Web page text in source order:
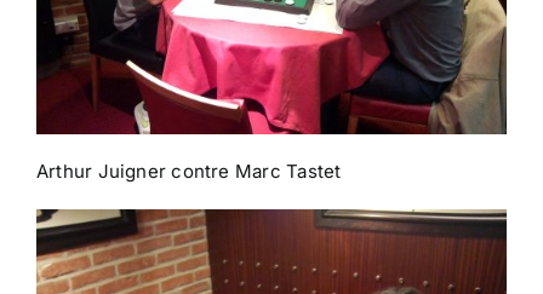
Arthur Juigner contre Marc Tastet